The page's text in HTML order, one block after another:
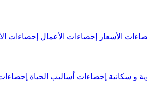
الأسعار إحصاءات الأعمال إحصاءات
و سكانية إحصاءات أساليب الحياة